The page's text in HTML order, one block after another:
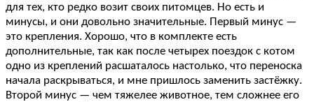
для тех, кто редко возит своих питомцев. Но есть и
минусы, и они довольно значительные. Первый минус —
это крепления. Хорошо, что в комплекте есть
дополнительные, так как после четырех поездок с котом
одно из креплений расшаталось настолько, что переноска
начала раскрываться, и мне пришлось заменить застёжку.
Второй минус — чем тяжелее животное, тем сложнее его